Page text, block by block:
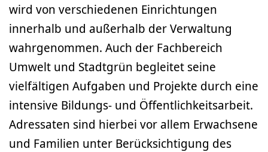
wird von verschiedenen Einrichtungen
innerhalb und außerhalb der Verwaltung
wahrgenommen. Auch der Fachbereich
Umwelt und Stadtgrün begleitet seine
vielfältigen Aufgaben und Projekte durch eine
intensive Bildungs- und Öffentlichkeitsarbeit.
Adressaten sind hierbei vor allem Erwachsene
und Familien unter Berücksichtigung des